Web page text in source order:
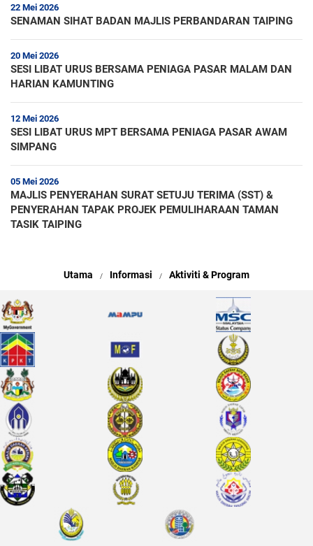
22 Mei 2026
SENAMAN SIHAT BADAN MAJLIS PERBANDARAN TAIPING
20 Mei 2026
SESI LIBAT URUS BERSAMA PENIAGA PASAR MALAM DAN
HARIAN KAMUNTING
12 Mei 2026
SESI LIBAT URUS MPT BERSAMA PENIAGA PASAR AWAM
SIMPANG
05 Mei 2026
MAJLIS PENYERAHAN SURAT SETUJU TERIMA (SST) &
PENYERAHAN TAPAK PROJEK PEMULIHARAAN TAMAN
TASIK TAIPING
Utama Informasi Aktiviti & Program